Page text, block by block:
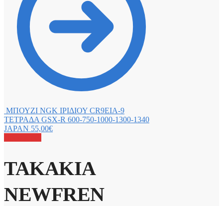
ΜΠΟΥΖΙ NGK ΙΡΙΔΙΟΥ CR9EIA-9
ΤΕΤΡΑΔΑ GSX-R 600-750-1000-1300-1340
JAPAN 55,00€
ΤΑΚΑΚΙΑ
NEWFREN